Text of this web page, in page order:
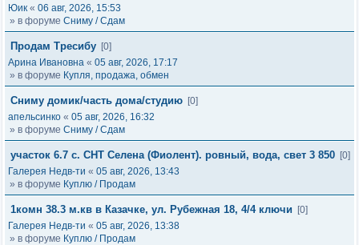
Юик « 06 авг, 2026, 15:53
» в форуме Сниму / Сдам
Продам Тресибу [0]
Арина Ивановна « 05 авг, 2026, 17:17
» в форуме Купля, продажа, обмен
Сниму домик/часть дома/студию [0]
апельсинко « 05 авг, 2026, 16:32
» в форуме Сниму / Сдам
участок 6.7 с. СНТ Селена (Фиолент). ровный, вода, свет 3 850 [0]
Галерея Недв-ти « 05 авг, 2026, 13:43
» в форуме Куплю / Продам
1комн 38.3 м.кв в Казачке, ул. Рубежная 18, 4/4 ключи
[0]
Галерея Недв-ти « 05 авг, 2026, 13:38
» в форуме Куплю / Продам